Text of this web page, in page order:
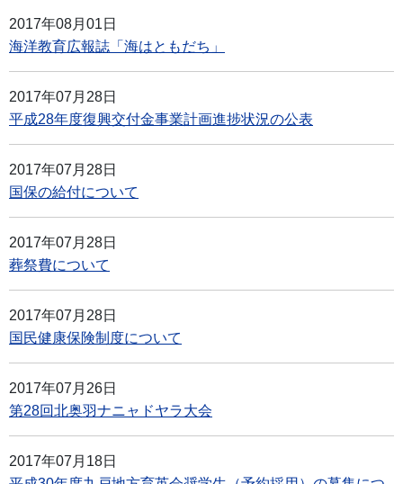
2017年08月01日
海洋教育広報誌「海はともだち」
2017年07月28日
平成28年度復興交付金事業計画進捗状況の公表
2017年07月28日
国保の給付について
2017年07月28日
葬祭費について
2017年07月28日
国民健康保険制度について
2017年07月26日
第28回北奥羽ナニャドヤラ大会
2017年07月18日